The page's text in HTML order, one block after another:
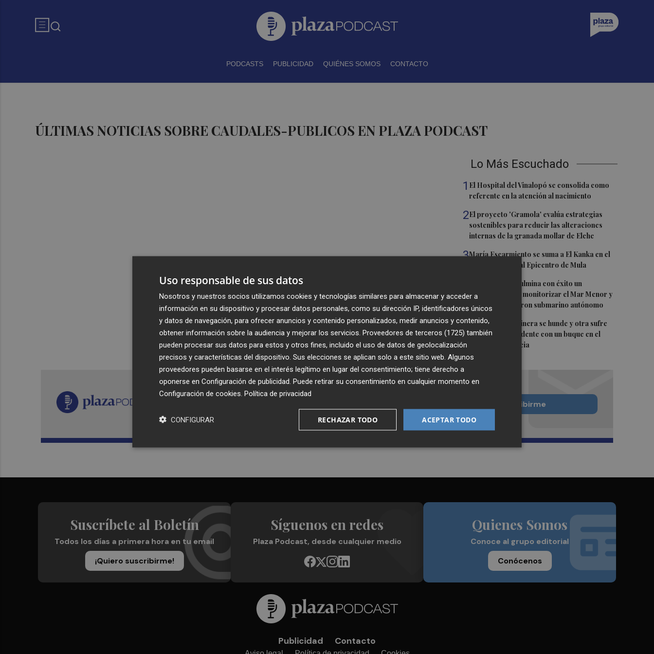
PODCASTS PUBLICIDAD QUIÉNES SOMOS CONTACTO
ÚLTIMAS NOTICIAS SOBRE CAUDALES-PUBLICOS EN PLAZA PODCAST
Lo Más Escuchado
1 El Hospital del Vinalopó se consolida como
referente en la atención al nacimiento
2El proyecto 'Gramola' evalúa estrategias
sostenibles para reducir las alteraciones
internas de la granada mollar de Elche
3María Escarmiento se suma a El Kanka en el
cartel del festival Epicentro de Mula
UPCT Makers culmina con éxito un
catamarán para monitorizar el Mar Menor y
ya prepara un dron submarino autónomo
5Una batea clochinera se hunde y otra sufre
daños en un incidente con un buque en el
puerto de Valencia
Recibe toda la actualidad de
Plaza Podcast en tu correo
Quiero suscribirme
Suscríbete al Boletín
Todos los días a primera hora en tu email
¡Quiero suscribirme!
Síguenos en redes
Plaza Podcast, desde cualquier medio
Quienes Somos
Conoce al grupo editorial
Conócenos
Publicidad Contacto
Uso responsable de sus datos
Nosotros y nuestros socios utilizamos cookies y tecnologías similares para almacenar y acceder a
información en su dispositivo y procesar datos personales, como su dirección IP, identificadores únicos
y datos de navegación, para ofrecer anuncios y contenido personalizados, medir anuncios y contenido,
obtener información sobre la audiencia y mejorar los servicios. Proveedores de terceros (1725) también
pueden procesar sus datos para estos y otros fines, incluido el uso de datos de geolocalización
precisos y características del dispositivo. Sus elecciones se aplican solo a este sitio web. Algunos
proveedores pueden basarse en el interés legítimo en lugar del consentimiento; tiene derecho a
oponerse en Configuración de publicidad . Puede retirar su consentimiento en cualquier momento en
Configuración de cookies Política de privacidad
ACEPTAR TODO
RECHAZAR TODO
CONFIGURAR